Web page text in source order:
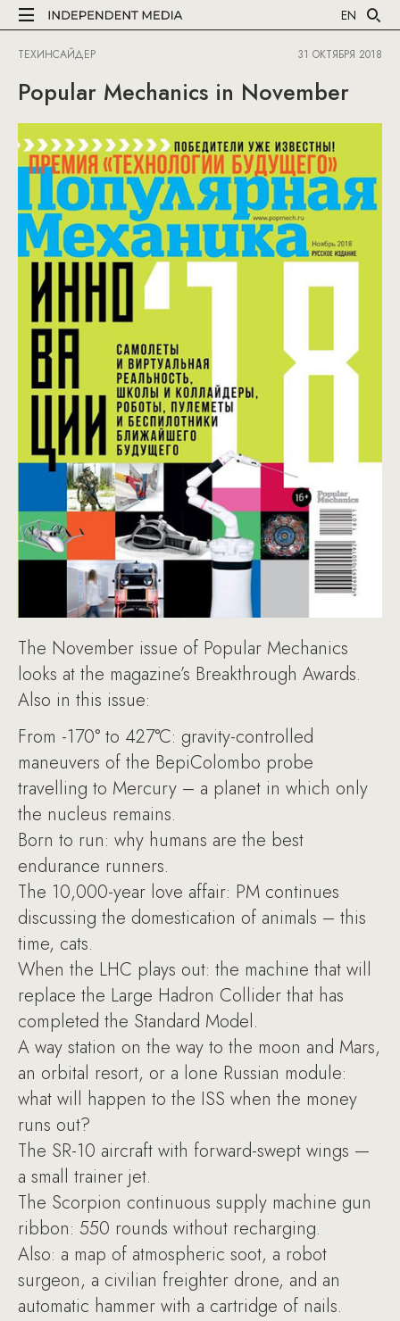
EN
ТЕХИНСАЙДЕР 31 ОКТЯБРЯ 2018
Popular Mechanics in November
The November issue of Popular Mechanics
looks at the magazine’s Breakthrough Awards.
Also in this issue:
From -170° to 427°C: gravity-controlled
maneuvers of the BepiColombo probe
travelling to Mercury – a planet in which only
the nucleus remains.
Born to run: why humans are the best
endurance runners.
The 10,000-year love affair: PM continues
discussing the domestication of animals – this
time, cats.
When the LHC plays out: the machine that will
replace the Large Hadron Collider that has
completed the Standard Model.
A way station on the way to the moon and Mars,
an orbital resort, or a lone Russian module:
what will happen to the ISS when the money
runs out?
The SR-10 aircraft with forward-swept wings —
a small trainer jet.
The Scorpion continuous supply machine gun
ribbon: 550 rounds without recharging.
Also: a map of atmospheric soot, a robot
surgeon, a civilian freighter drone, and an
automatic hammer with a cartridge of nails.